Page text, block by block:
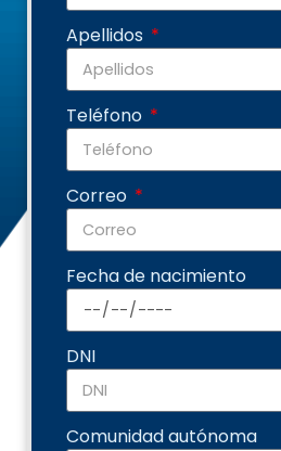
Apellidos
Teléfono
Correo
Fecha de nacimiento
DNI
Comunidad autónoma